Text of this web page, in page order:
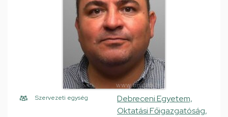
Szervezeti egység
Debreceni Egyetem,
Oktatási Főigazgatóság,